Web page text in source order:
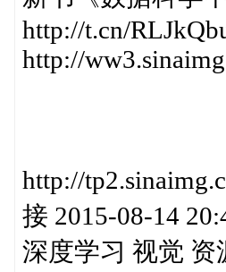
http://t.cn/
http://
http://
接 2015-08-14
深度学习 视觉 资